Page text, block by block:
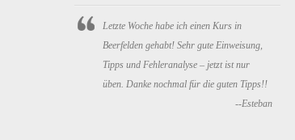
Letzte Woche habe ich einen Kurs in
Beerfelden gehabt! Sehr gute Einweisung,
Tipps und Fehleranalyse – jetzt ist nur
üben. Danke nochmal für die guten Tipps!!
--Esteban